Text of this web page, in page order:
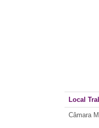
Local
Câmara